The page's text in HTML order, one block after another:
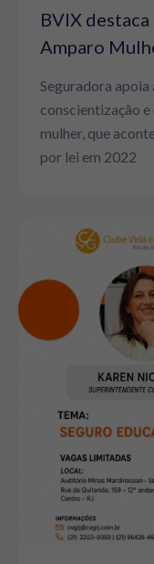
BVIX
Amparo
Seguradora apoia
conscientização
mulher, que
por lei em 2022